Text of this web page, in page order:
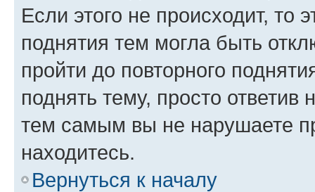
Если этого не происходит, то
поднятия тем могла быть
пройти до повторного
поднять тему, просто ответив
тем самым вы не нарушаете
находитесь.
Вернуться к началу